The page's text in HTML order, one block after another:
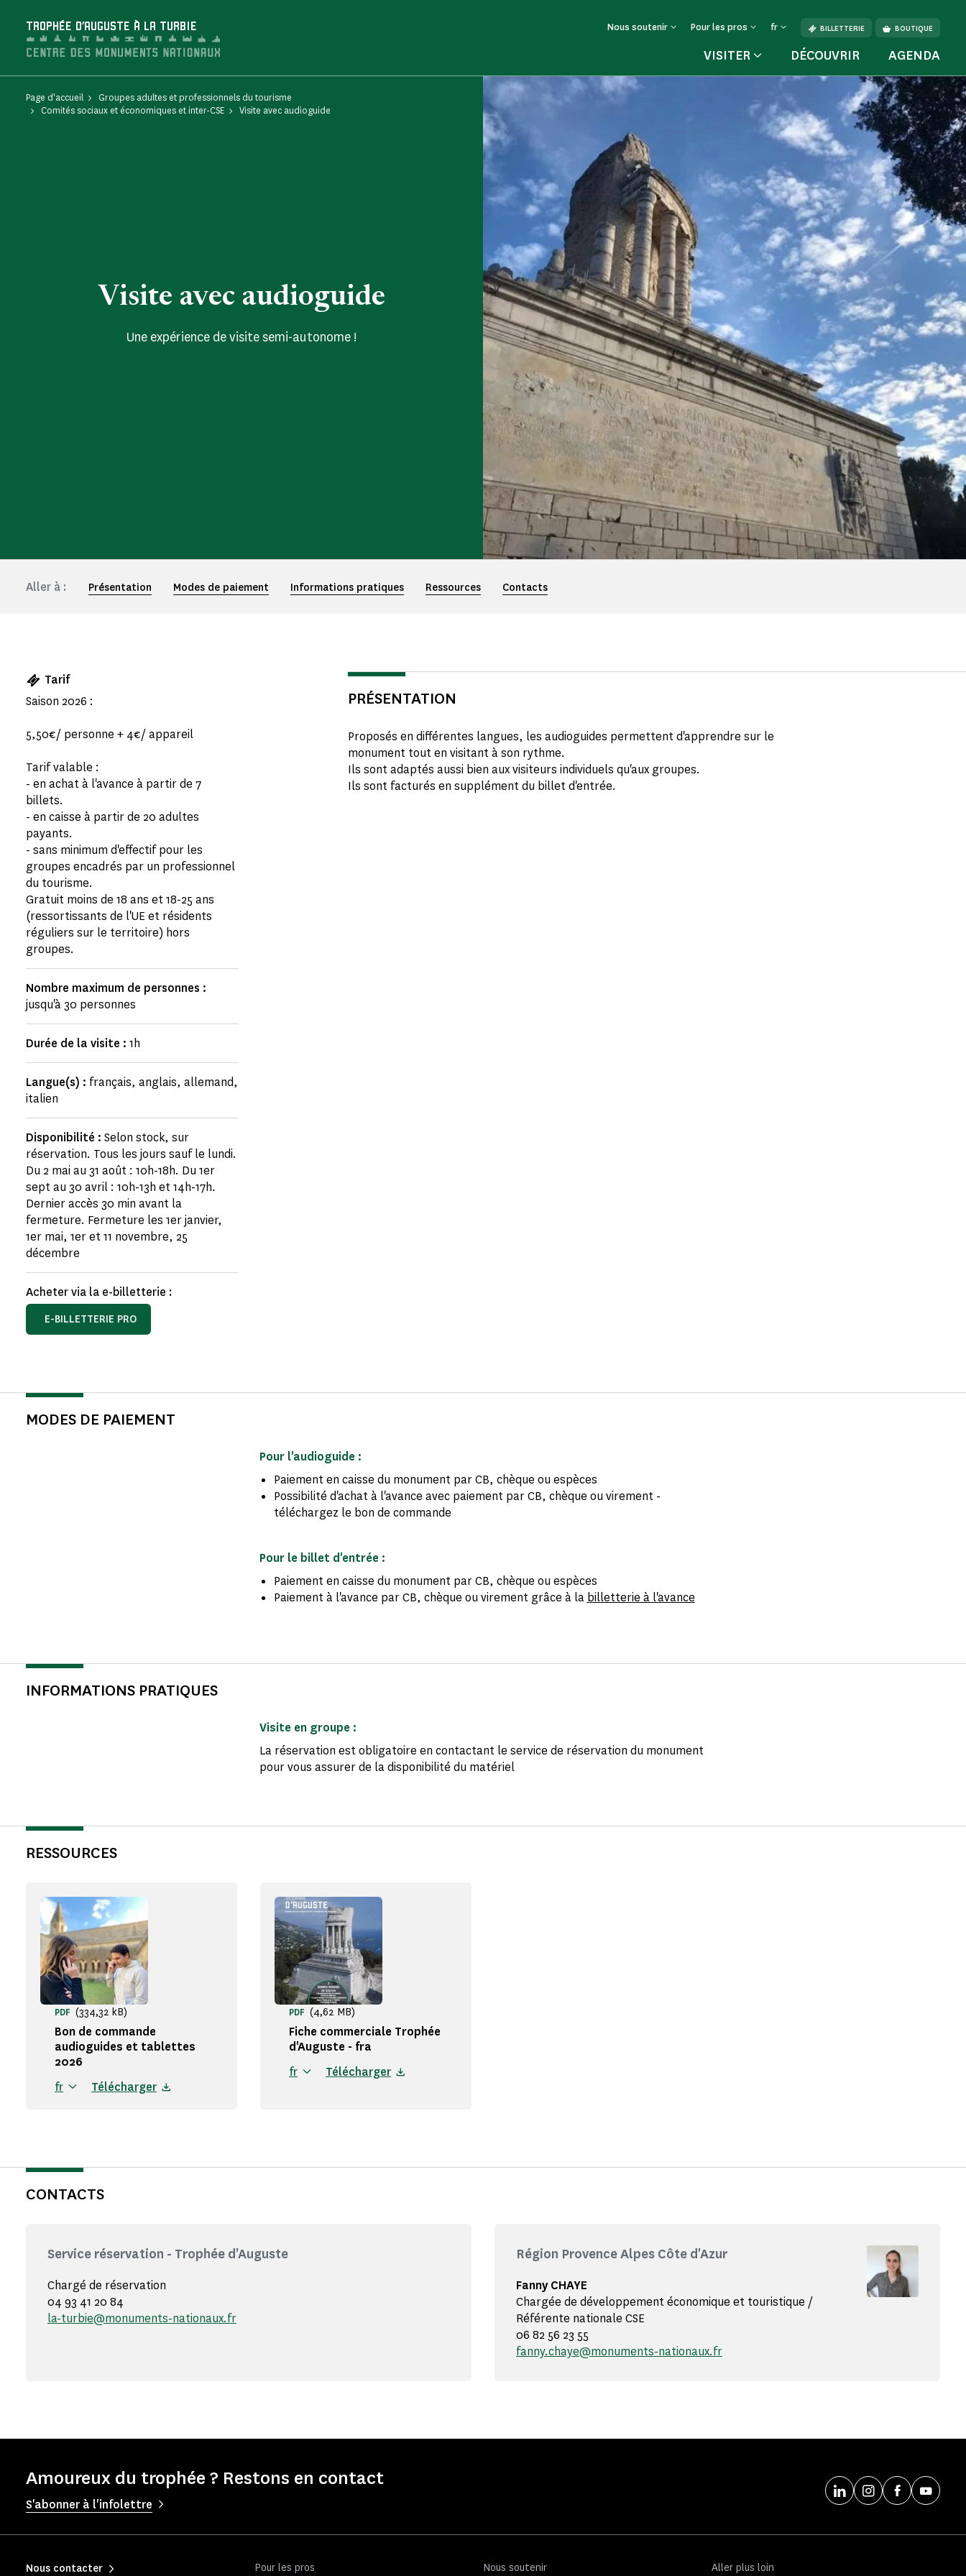
TROPHÉE D'AUGUSTE À LA TURBIE Nous soutenir Pour les pros fr BILLETTERIE BOUTIQUE
VISITER DÉCOUVRIR AGENDA
Page d'accueil
Groupes adultes et professionnels du tourisme
Comités sociaux et économiques et inter-CSE
Visite avec audioguide
Visite avec audioguide
Une expérience de visite semi-autonome !
Aller à : Présentation Modes de paiement Informations pratiques Ressources Contacts
Tarif
Saison 2026 :
5,50€/ personne + 4€/ appareil
Tarif valable :
- en achat à l'avance à partir de 7
billets.
- en caisse à partir de 20 adultes
payants.
- sans minimum d'effectif pour les
groupes encadrés par un professionnel
du tourisme.
Gratuit moins de 18 ans et 18-25 ans
(ressortissants de l'UE et résidents
réguliers sur le territoire) hors
groupes.
Nombre maximum de personnes :
jusqu'à 30 personnes
Durée de la visite : 1h
Langue(s) : français, anglais, allemand,
italien
Disponibilité : Selon stock, sur
réservation. Tous les jours sauf le lundi.
Du 2 mai au 31 août : 10h-18h. Du 1er
sept au 30 avril : 10h-13h et 14h-17h.
Dernier accès 30 min avant la
fermeture. Fermeture les 1er janvier,
1er mai, 1er et 11 novembre, 25
décembre
Acheter via la e-billetterie :
E-BILLETTERIE PRO
PRÉSENTATION
Proposés en différentes langues, les audioguides permettent d'apprendre sur le
monument tout en visitant à son rythme.
Ils sont adaptés aussi bien aux visiteurs individuels qu'aux groupes.
Ils sont facturés en supplément du billet d'entrée.
MODES DE PAIEMENT
Pour l'audioguide :
Paiement en caisse du monument par CB, chèque ou espèces
Possibilité d'achat à l'avance avec paiement par CB, chèque ou virement -
téléchargez le bon de commande
Pour le billet d'entrée :
Paiement en caisse du monument par CB, chèque ou espèces
Paiement à l'avance par CB, chèque ou virement grâce à la billetterie à l'avance
INFORMATIONS PRATIQUES
Visite en groupe :
La réservation est obligatoire en contactant le service de réservation du monument
pour vous assurer de la disponibilité du matériel
RESSOURCES
Bon de commande
audioguides et tablettes
2026
PDF (334,32 kB)
fr Télécharger
Fiche commerciale Trophée
d'Auguste - fra
PDF (4,62 MB)
fr Télécharger
CONTACTS
Service réservation - Trophée d'Auguste
Chargé de réservation
04 93 41 20 84
la-turbie@monuments-nationaux.fr
Région Provence Alpes Côte d'Azur
Fanny CHAYE
Chargée de développement économique et touristique /
Référente nationale CSE
06 82 56 23 55
fanny.chaye@monuments-nationaux.fr
Amoureux du trophée ? Restons en contact
S'abonner à l'infolettre
Pour les pros Nous soutenir Aller plus loin
Nous contacter